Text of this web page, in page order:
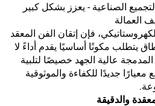
الصناعية - يعزز بشكل كبير
العمالة
فإن إتقان الفن المعقد
يتطلب مكونًا أساسيًا يقدم أداءً لا
عالية الجهد خصيصًا لتلبية
جديدًا للكفاءة والموثوقية